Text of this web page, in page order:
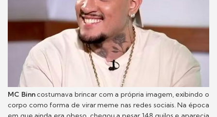
MC Binncostumava brincar com a própria imagem, exibindo o
corpo como forma de virar meme nas redes sociais. Na época